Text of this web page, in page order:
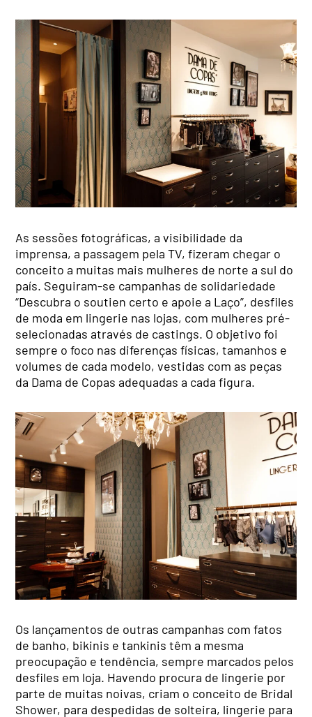
As sessões fotográficas, a visibilidade da
imprensa, a passagem pela TV, fizeram chegar o
conceito a muitas mais mulheres de norte a sul do
país. Seguiram-se campanhas de solidariedade
“Descubra o soutien certo e apoie a Laço”, desfiles
de moda em lingerie nas lojas, com mulheres pré-
selecionadas através de castings. O objetivo foi
sempre o foco nas diferenças físicas, tamanhos e
volumes de cada modelo, vestidas com as peças
da Dama de Copas adequadas a cada figura.
Os lançamentos de outras campanhas com fatos
de banho, bikinis e tankinis têm a mesma
preocupação e tendência, sempre marcados pelos
desfiles em loja. Havendo procura de lingerie por
parte de muitas noivas, criam o conceito de Bridal
Shower, para despedidas de solteira, lingerie para